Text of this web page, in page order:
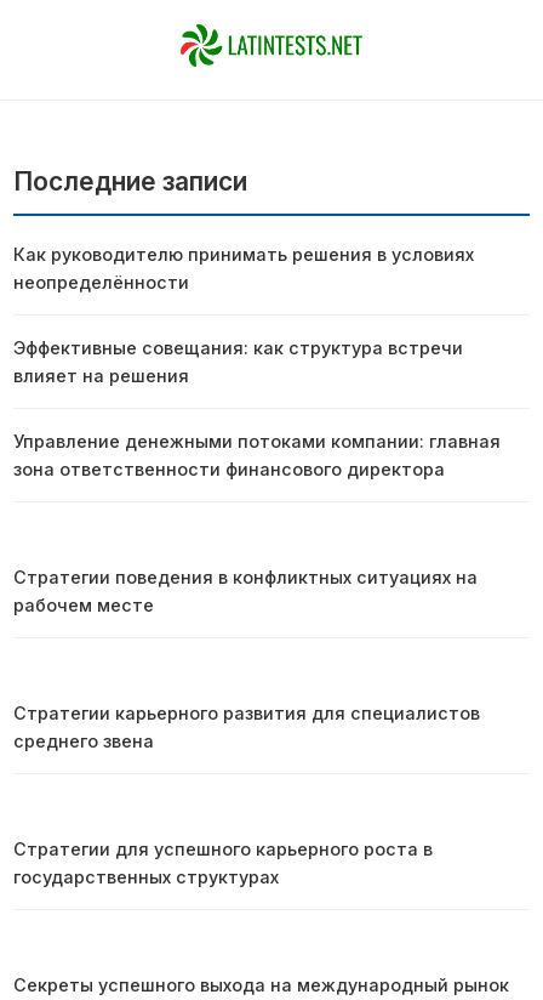
Последние записи
Как руководителю принимать решения в условиях
неопределённости
Эффективные совещания: как структура встречи
влияет на решения
Управление денежными потоками компании: главная
зона ответственности финансового директора
Стратегии поведения в конфликтных ситуациях на
рабочем месте
Стратегии карьерного развития для специалистов
среднего звена
Стратегии для успешного карьерного роста в
государственных структурах
Секреты успешного выхода на международный рынок